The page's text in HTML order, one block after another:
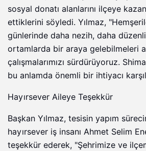
sosyal donatı alanlarını ilçeye
ettiklerini söyledi. Yılmaz,
günlerinde daha nezih, daha
ortamlarda bir araya gelebilmeleri
çalışmalarımızı sürdürüyoruz.
bu anlamda önemli bir ihtiyacı
Hayırsever Aileye Teşekkür
Başkan Yılmaz, tesisin yapım
hayırsever iş insanı Ahmet Selim
teşekkür ederek, "Şehrimize ve